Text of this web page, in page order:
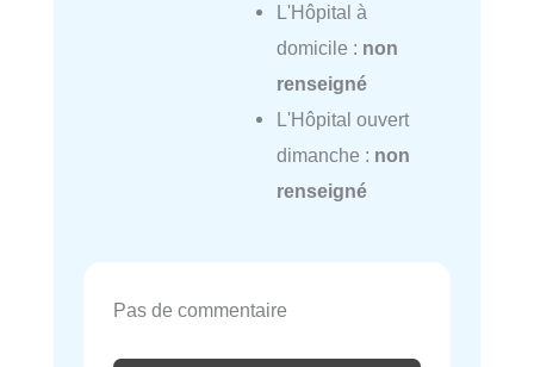
L'Hôpital à
domicile : non
renseigné
L'Hôpital ouvert
dimanche : non
renseigné
Pas de commentaire